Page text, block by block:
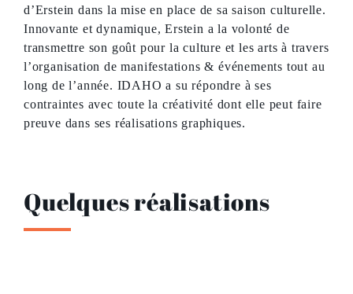
d’Erstein dans la mise en place de sa saison culturelle.
Innovante et dynamique, Erstein a la volonté de
transmettre son goût pour la culture et les arts à travers
l’organisation de manifestations & événements tout au
long de l’année. IDAHO a su répondre à ses
contraintes avec toute la créativité dont elle peut faire
preuve dans ses réalisations graphiques.
Quelques réalisations